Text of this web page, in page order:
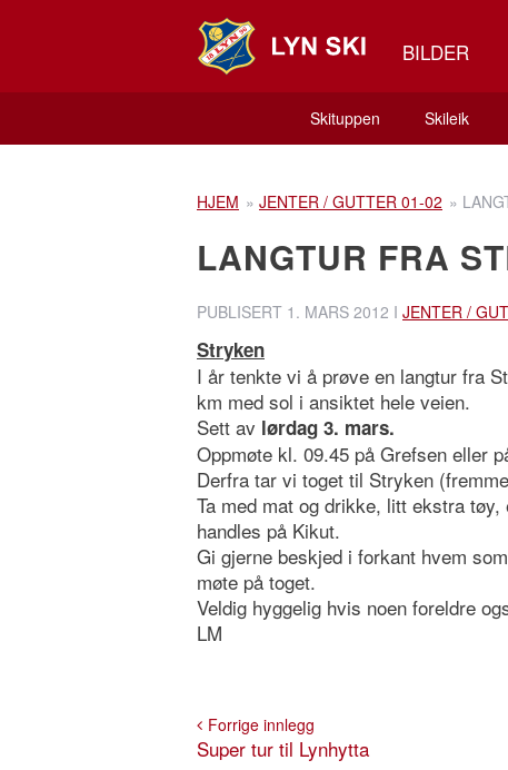
BILDER
Skituppen Skileik
HJEM » JENTER / GUTTER 01-02 »
LANGTUR FRA
PUBLISERT 1. MARS 2012 I JENTER /
Stryken
I år tenkte vi å prøve en langtur fra
km med sol i ansiktet hele veien.
Sett av lørdag 3. mars.
Oppmøte kl. 09.45 på Grefsen eller
Derfra tar vi toget til Stryken
Ta med mat og drikke, litt ekstra
handles på Kikut.
Gi gjerne beskjed i forkant hvem
møte på toget.
Veldig hyggelig hvis noen foreldre
LM
Forrige innlegg
Super tur til Lynhytta